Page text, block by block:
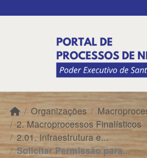
Organizações
2. Macroprocessos Finalísticos
2.01. Infraestrutura e...
Solicitar Permissão para...